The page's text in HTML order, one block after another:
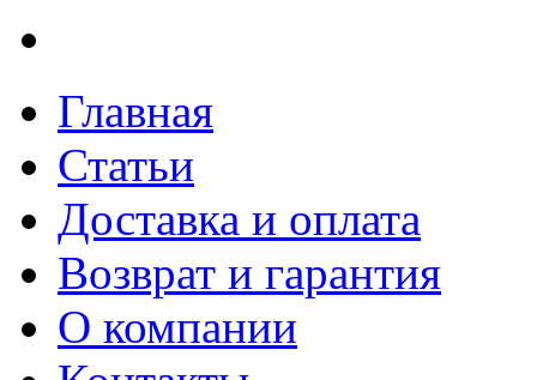
Главная
Статьи
Доставка и оплата
Возврат и гарантия
О компании